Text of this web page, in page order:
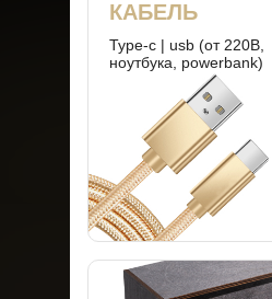
КАБЕЛЬ
Type-c | usb (от 220В,
ноутбука, powerbank)
Политика конфиденциальности
Пользовательское соглашение
Возврат товара
Оплата